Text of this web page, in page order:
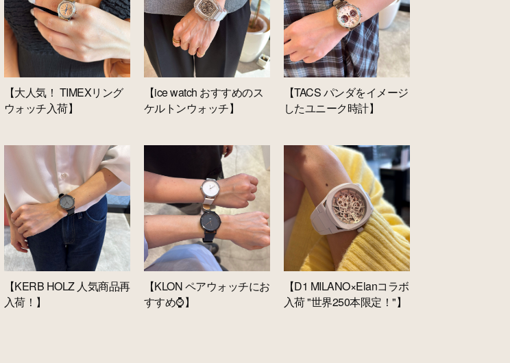
【大人気！ TIMEXリング
ウォッチ入荷】
【ice watch おすすめのス
ケルトンウォッチ】
【TACS パンダをイメージ
したユニーク時計】
【KERB HOLZ 人気商品再
入荷！】
【KLON ペアウォッチにお
すすめ⌚】
【D1 MILANO×Elanコラボ
入荷 "世界250本限定！"】